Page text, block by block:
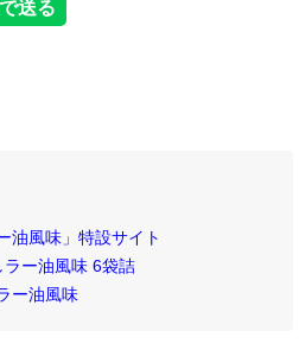
油風味」特設サイト
ー油風味 6袋詰
ー油風味